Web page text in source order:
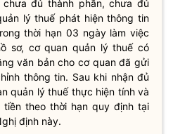
đủ thành phần, chưa đủ
lý thuế phát hiện thông tin
thời hạn 03 ngày làm việc
sơ, cơ quan quản lý thuế có
văn bản cho cơ quan đã gửi
thông tin. Sau khi nhận đủ
quản lý thuế thực hiện tính và
theo thời hạn quy định tại
định này.